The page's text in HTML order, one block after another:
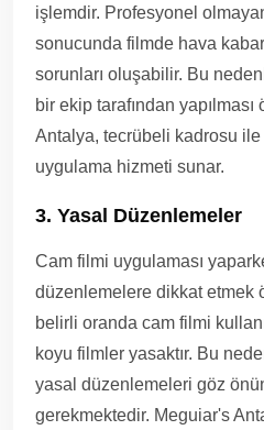
işlemdir. Profesyonel
sonucunda filmde hava
sorunları oluşabilir. Bu
bir ekip tarafından
Antalya, tecrübeli kadrosu
uygulama hizmeti sunar.
3. Yasal Düzenlemeler
Cam filmi uygulaması
düzenlemelere dikkat etmek
belirli oranda cam filmi
koyu filmler yasaktır. Bu
yasal düzenlemeleri göz
gerekmektedir. Meguiar's